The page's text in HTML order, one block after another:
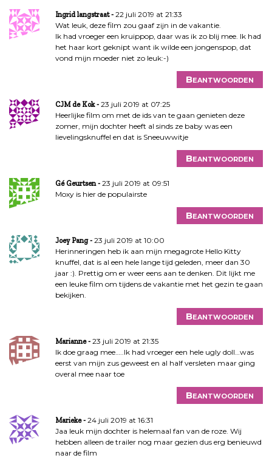
Ingrid langstraat
22 juli 2019 at 21:33
Wat leuk, deze film zou gaaf zijn in de vakantie.
Ik had vroeger een kruippop, daar was ik zo blij mee. Ik had
het haar kort geknipt want ik wilde een jongenspop, dat
vond mijn moeder niet zo leuk:-)
Beantwoorden
CJM de Kok
23 juli 2019 at 07:25
Heerlijke film om met de ids van te gaan genieten deze
zomer, mijn dochter heeft al sinds ze baby was een
lievelingsknuffel en dat is Sneeuwwitje
Beantwoorden
Gé Geurtsen
23 juli 2019 at 09:51
Moxy is hier de populairste
Beantwoorden
Joey Pang
23 juli 2019 at 10:00
Herinneringen heb ik aan mijn megagrote Hello Kitty
knuffel, dat is al een hele lange tijd geleden, meer dan 30
jaar :). Prettig om er weer eens aan te denken. Dit lijkt me
een leuke film om tijdens de vakantie met het gezin te gaan
bekijken.
Beantwoorden
Marianne
23 juli 2019 at 21:35
Ik doe graag mee…..Ik had vroeger een hele ugly doll…was
eerst van mijn zus geweest en al half versleten maar ging
overal mee naar toe
Beantwoorden
Marieke
24 juli 2019 at 16:31
Jaa leuk mijn dochter is helemaal fan van de roze. Wij
hebben alleen de trailer nog maar gezien dus erg benieuwd
naar de film